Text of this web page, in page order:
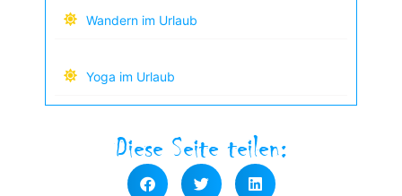
Wandern im Urlaub
Yoga im Urlaub
Diese Seite teilen: